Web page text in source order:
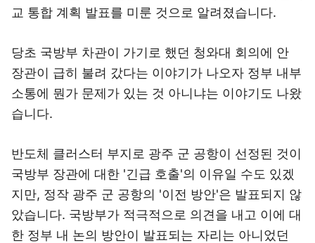
교 통합 계획 발표를 미룬 것으로 알려졌습니다.
당초 국방부 차관이 가기로 했던 청와대 회의에 안
장관이 급히 불려 갔다는 이야기가 나오자 정부 내부
소통에 뭔가 문제가 있는 것 아니냐는 이야기도 나왔
습니다.
반도체 클러스터 부지로 광주 군 공항이 선정된 것이
국방부 장관에 대한 '긴급 호출'의 이유일 수도 있겠
지만, 정작 광주 군 공항의 '이전 방안'은 발표되지 않
았습니다. 국방부가 적극적으로 의견을 내고 이에 대
한 정부 내 논의 방안이 발표되는 자리는 아니었던